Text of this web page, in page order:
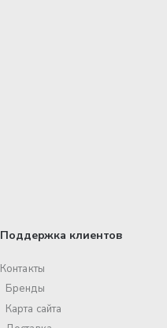
Поддержка клиентов
Контакты
Бренды
Карта сайта